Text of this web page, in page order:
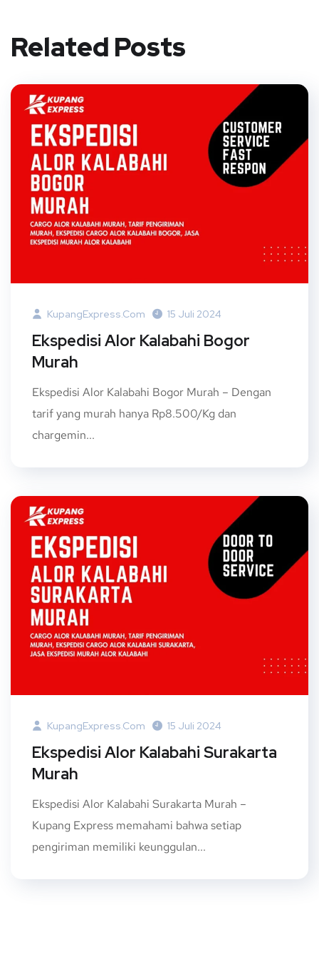
Related Posts
KupangExpress.com 15 Juli 2024
Ekspedisi Alor Kalabahi Bogor
Murah
Ekspedisi Alor Kalabahi Bogor Murah – Dengan
tarif yang murah hanya Rp8.500/Kg dan
chargemin...
KupangExpress.com 15 Juli 2024
Ekspedisi Alor Kalabahi Surakarta
Murah
Ekspedisi Alor Kalabahi Surakarta Murah –
Kupang Express memahami bahwa setiap
pengiriman memiliki keunggulan...